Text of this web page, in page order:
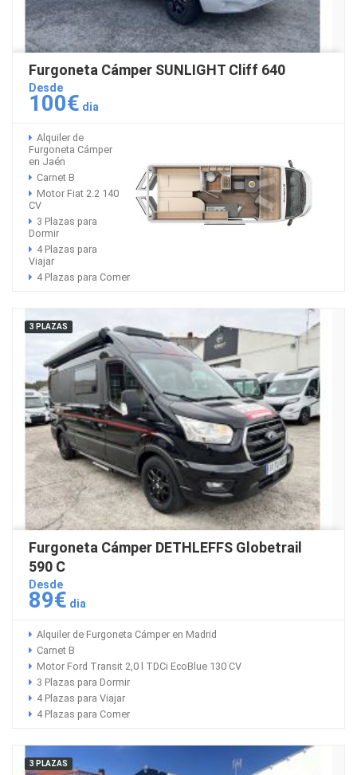
Furgoneta Cámper SUNLIGHT Cliff 640
Desde
100€ dia
Alquiler de
Furgoneta Cámper
en Jaén
Carnet B
Motor Fiat 2.2 140
CV
3 Plazas para
Dormir
4 Plazas para
Viajar
4 Plazas para Comer
3 PLAZAS
Furgoneta Cámper DETHLEFFS Globetrail
590 C
Desde
89€ dia
Alquiler de Furgoneta Cámper en Madrid
Carnet B
Motor Ford Transit 2,0 l TDCi EcoBlue 130 CV
3 Plazas para Dormir
4 Plazas para Viajar
4 Plazas para Comer
3 PLAZAS